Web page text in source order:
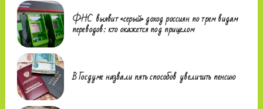
ФНС выявит «серый» доход россиян по трем видам
переводов: кто окажется под прицелом
В Госдуме назвали пять способов увеличить пенсию